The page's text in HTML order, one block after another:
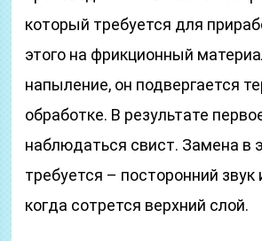
который требуется для
этого на фрикционный
напыление, он подвергается
обработке. В результате
наблюдаться свист. Замена в
требуется – посторонний звук
когда сотрется верхний слой.